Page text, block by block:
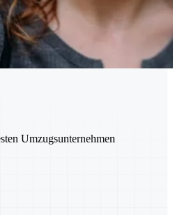
Umzugsunternehmen